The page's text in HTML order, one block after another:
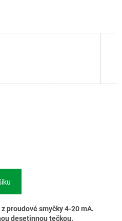
proudové smyčky 4-20 mA.
desetinnou tečkou.